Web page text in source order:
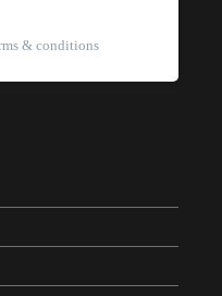
& conditions